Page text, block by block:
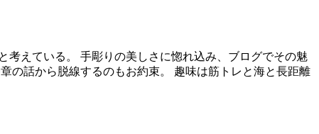
考えている。 手彫りの美しさに惚れ込み、ブログでその魅
の話から脱線するのもお約束。 趣味は筋トレと海と長距離